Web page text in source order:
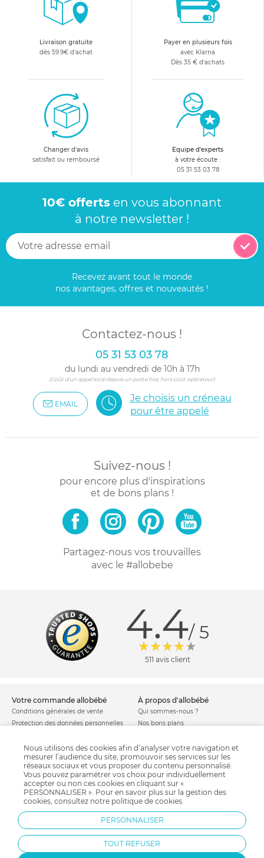
Livraison gratuite
dès 59.9€ d'achat
Payer en plusieurs fois
avec Klarna
Dès 35 € d'achats
Changer d'avis
satisfait ou remboursé
Equipe d'experts
à votre écoute :
05 31 53 03 78
10€ offerts en vous abonnant
à notre newsletter !
Recevez avant tout le monde
nos avantages, offres et nouveautés !
Contactez-nous !
05 31 53 03 78
du lundi au vendredi de 10h à 17h
(Coût d'un appel local depuis un poste fixe, hors coût opérateur)
EMAIL
Je choisis un créneau
pour être appelé
Suivez-nous !
pour encore plus d'inspirations
et de bons plans !
Partagez-nous vos trouvailles
avec le #allobebe
4.4/ 5
511 avis client
votre commande allobébé
Conditions générales de vente
Protection des données personnelles
Politique de cookies
Modes de livraison
Moyens de paiement
Garantie stock & produit
Satisfait ou remboursé
à propos d'allobébé
Qui sommes-nous ?
Nos bons plans
Mentions légales
Comment se protéger du phishing ?
Soldes allobébé
allobébé vous recommande
Sites et partenaires
Nos licences
les plus d'allobébé
Liste de naissance
Jeux concours
Nous utilisons des cookies afin d’analyser votre navigation et
mesurer l’audience du site, promouvoir ses services sur les
réseaux sociaux et vous proposer du contenu personnalisé.
Vous pouvez paramétrer vos choix pour individuellement
accepter ou non ces cookies en cliquant sur «
PERSONNALISER ». Pour en savoir plus sur la gestion des
cookies, consultez notre politique de cookies.
PERSONNALISER
TOUT REFUSER